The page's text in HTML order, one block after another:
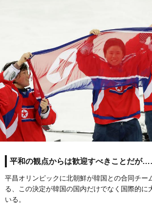
平和の観点からは歓迎すべきことだが
平昌オリンピックに北朝鮮が韓国との合同チー
る、この決定が韓国の国内だけでなく国際的に
いる。